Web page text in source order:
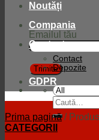
Emailul tău
Caută
după:
Noutăți
Compania
Contact
Contact
Depozite
GDPR
Prima pagină /
CATEGORII